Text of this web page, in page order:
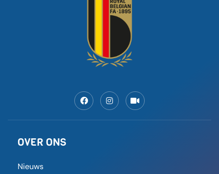
OVER ONS
Nieuws